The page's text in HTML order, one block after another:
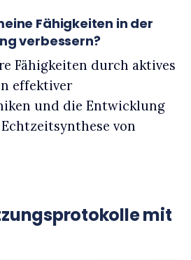
Fähigkeiten in der
verbessern?
Fähigkeiten durch aktives
effektiver
und die Entwicklung
von
mit